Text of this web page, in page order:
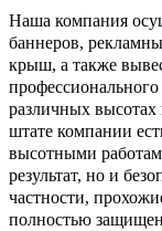
Наша компания
баннеров,
крыш, а также
профессионального
различных
штате компании
высотными
результат, но и
частности,
полностью